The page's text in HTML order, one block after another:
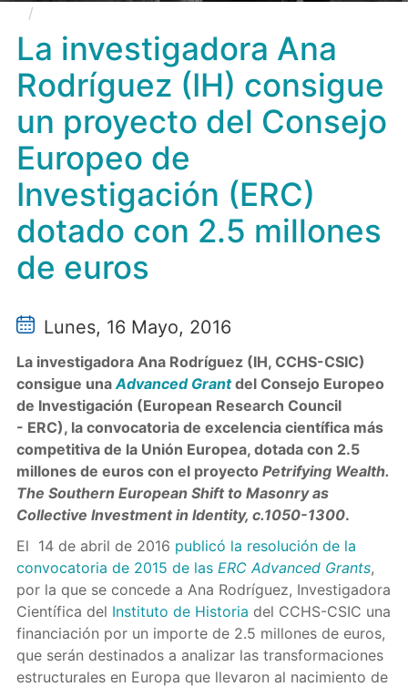
proyecto del Consejo Europeo de Investigación (ERC)
dotado con 2.5 millones de euros
La investigadora Ana
Rodríguez (IH) consigue
un proyecto del Consejo
Europeo de
Investigación (ERC)
dotado con 2.5 millones
de euros
Lunes, 16 Mayo, 2016
La investigadora Ana Rodríguez (IH, CCHS-CSIC)
consigue unaAdvanced Grantdel Consejo Europeo
de Investigación (European Research Council
- ERC), la convocatoria de excelencia científica más
competitiva de la Unión Europea, dotada con 2.5
millones de euros con el proyecto Petrifying Wealth.
The Southern European Shift to Masonry as
Collective Investment in Identity, c.1050-1300.
El 14 de abril de 2016 publicó la resolución de la
convocatoria de 2015 de las ERC Advanced Grants,
por la que se concede a Ana Rodríguez, Investigadora
Científica del Instituto de Historia del CCHS-CSIC una
financiación por un importe de 2.5 millones de euros,
que serán destinados a analizar las transformaciones
estructurales en Europa que llevaron al nacimiento de